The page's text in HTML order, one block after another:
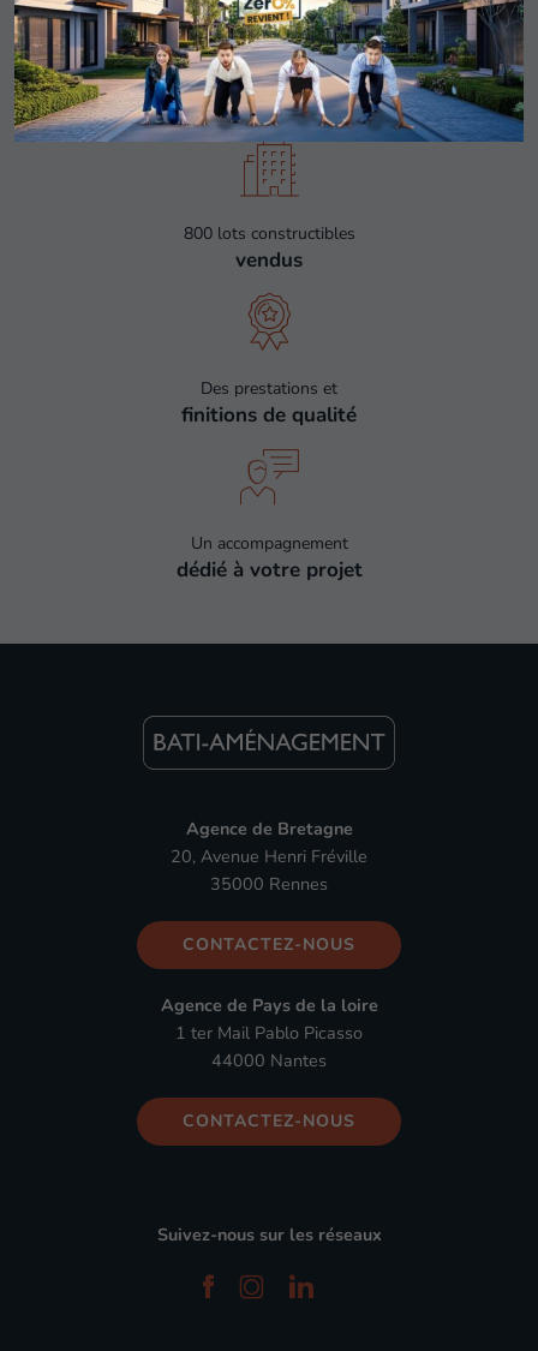
Une expérience de
plus de 30 ans
800 lots constructibles
vendus
Des prestations et
finitions de qualité
Un accompagnement
dédié à votre projet
Agence de Bretagne
20, Avenue Henri Fréville
35000 Rennes
CONTACTEZ-NOUS
Agence de Pays de la loire
1 ter Mail Pablo Picasso
44000 Nantes
CONTACTEZ-NOUS
Suivez-nous sur les réseaux
facebook instagram linkedin